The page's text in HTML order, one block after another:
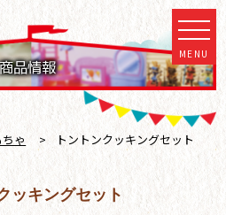
商品情報
MENU
ゃ > トントンクッキングセット
ッキングセット